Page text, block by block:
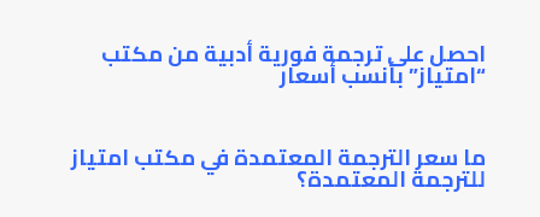
احصل على ترجمة فورية أدبية من مكتب
“امتياز” بأنسب أسعار
ما سعر الترجمة المعتمدة في مكتب امتياز
للترجمة المعتمدة؟